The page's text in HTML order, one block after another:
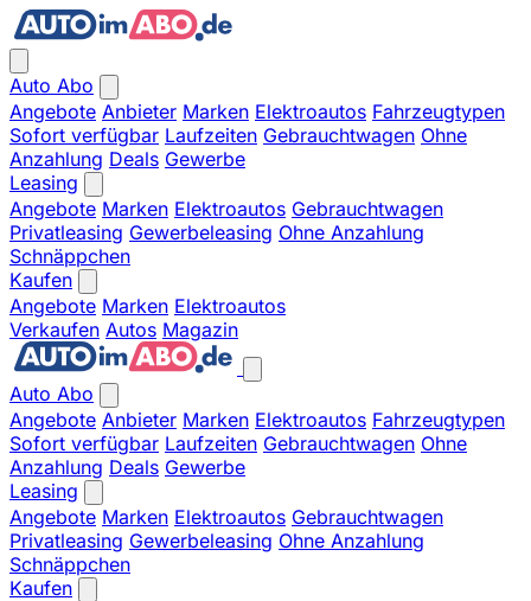
Auto Abo
Angebote Anbieter Marken Elektroautos Fahrzeugtypen
Sofort verfügbar Laufzeiten Gebrauchtwagen Ohne
Anzahlung Deals Gewerbe
Leasing
Angebote Marken Elektroautos Gebrauchtwagen
Privatleasing Gewerbeleasing Ohne Anzahlung
Schnäppchen
Kaufen
Angebote Marken Elektroautos
Verkaufen Autos Magazin
Auto Abo
Angebote Anbieter Marken Elektroautos Fahrzeugtypen
Sofort verfügbar Laufzeiten Gebrauchtwagen Ohne
Anzahlung Deals Gewerbe
Leasing
Angebote Marken Elektroautos Gebrauchtwagen
Privatleasing Gewerbeleasing Ohne Anzahlung
Schnäppchen
Kaufen